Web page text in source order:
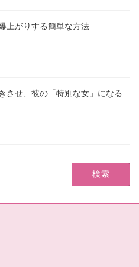
上がりする簡単な方法
させ、彼の「特別な女」になる